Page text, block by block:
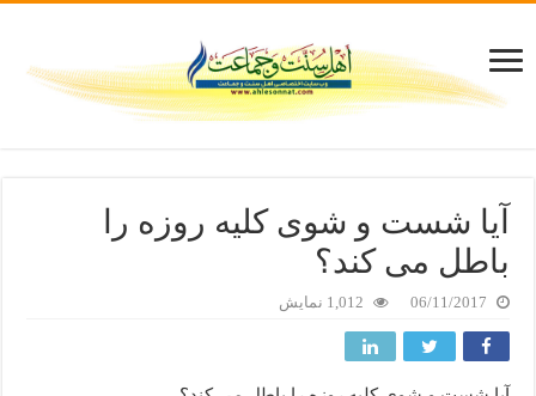
آیا شست و شوی کلیه روزه را
باطل می کند؟
06/11/2017 1,012 نمایش